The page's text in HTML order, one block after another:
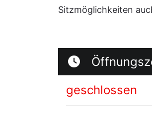
Sitzmöglichkeiten
geschlossen